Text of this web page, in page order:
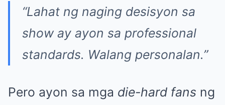
“Lahat ng naging desisyon sa
show ay ayon sa professional
standards. Walang personalan.”
Pero ayon sa mga die-hard fans ng